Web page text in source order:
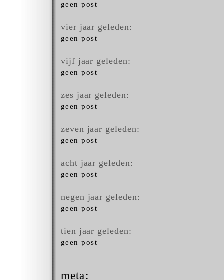
geen post
vier jaar geleden:
geen post
vijf jaar geleden:
geen post
zes jaar geleden:
geen post
zeven jaar geleden:
geen post
acht jaar geleden:
geen post
negen jaar geleden:
geen post
tien jaar geleden:
geen post
meta: